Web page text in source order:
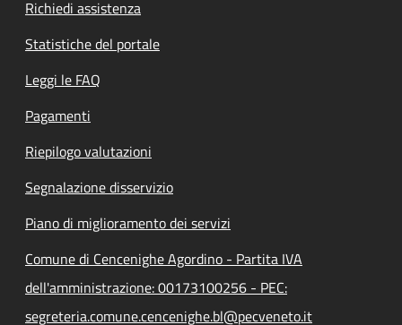
Richiedi assistenza
Statistiche del portale
Leggi le FAQ
Pagamenti
Riepilogo valutazioni
Segnalazione disservizio
Piano di miglioramento dei servizi
Comune di Cencenighe Agordino - Partita IVA
dell'amministrazione: 00173100256 - PEC:
segreteria.comune.cencenighe.bl@pecveneto.it